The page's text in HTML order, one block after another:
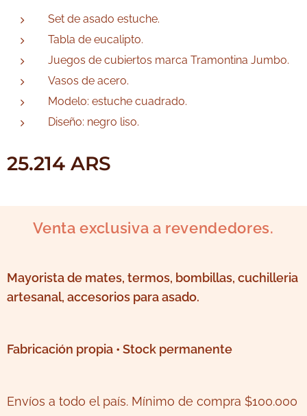
Set de asado estuche.
Tabla de eucalipto.
Juegos de cubiertos marca Tramontina Jumbo.
Vasos de acero.
Modelo: estuche cuadrado.
Diseño: negro liso.
25.214 ARS
Venta exclusiva a revendedores.
Mayorista de mates, termos, bombillas, cuchilleria
artesanal, accesorios para asado.
Fabricación propia • Stock permanente
Envíos a todo el país. Mínimo de compra $100.000